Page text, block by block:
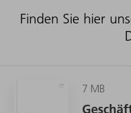
Finden Sie hier
7 MB